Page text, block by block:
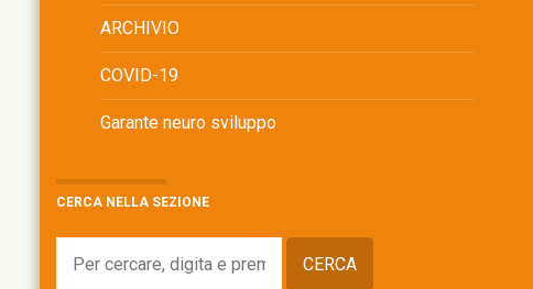
ARCHIVIO
COVID-19
Garante neuro sviluppo
CERCA NELLA SEZIONE